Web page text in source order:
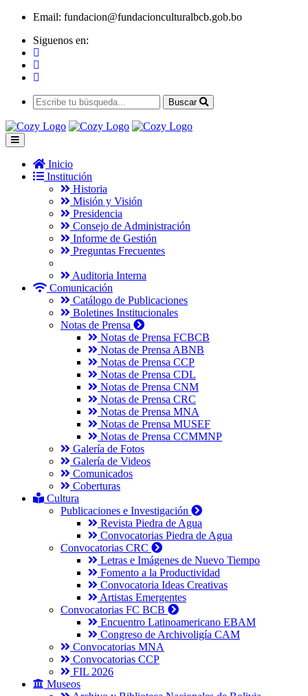
Email: fundacion@fundacionculturalbcb.gob.bo
Siguenos en:
Buscar
Inicio
Institución
Historia
Misión y Visión
Presidencia
Consejo de Administración
Informe de Gestión
Preguntas Frecuentes
Auditoria Interna
Comunicación
Catálogo de Publicaciones
Boletines Institucionales
Notas de Prensa
Notas de Prensa FCBCB
Notas de Prensa ABNB
Notas de Prensa CCP
Notas de Prensa CDL
Notas de Prensa CNM
Notas de Prensa CRC
Notas de Prensa MNA
Notas de Prensa MUSEF
Notas de Prensa CCMMNP
Galería de Fotos
Galería de Videos
Comunicados
Coberturas
Cultura
Publicaciones e Investigación
Revista Piedra de Agua
Convocatorias Piedra de Agua
Convocatorias CRC
Letras e Imágenes de Nuevo Tiempo
Fomento a la Productividad
Convocatoria Ideas Creativas
Artistas Emergentes
Convocatorias FC BCB
Encuentro Latinoamericano EBAM
Congreso de Archivoligía CAM
Convocatorias MNA
Convocatorias CCP
FIL 2026
Museos